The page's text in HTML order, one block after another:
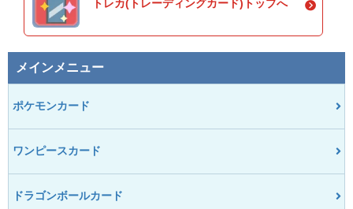
トレカ(トレーディングカード)トップへ
メインメニュー
ポケモンカード
ワンピースカード
ドラゴンボールカード